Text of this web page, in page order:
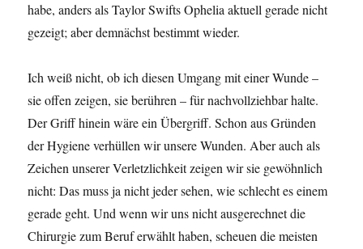
habe, anders als Taylor Swifts Ophelia aktuell gerade nicht
gezeigt; aber demnächst bestimmt wieder.
Ich weiß nicht, ob ich diesen Umgang mit einer Wunde –
sie offen zeigen, sie berühren – für nachvollziehbar halte.
Der Griff hinein wäre ein Übergriff. Schon aus Gründen
der Hygiene verhüllen wir unsere Wunden. Aber auch als
Zeichen unserer Verletzlichkeit zeigen wir sie gewöhnlich
nicht: Das muss ja nicht jeder sehen, wie schlecht es einem
gerade geht. Und wenn wir uns nicht ausgerechnet die
Chirurgie zum Beruf erwählt haben, scheuen die meisten